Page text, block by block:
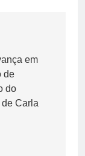
em
de
do
Carla